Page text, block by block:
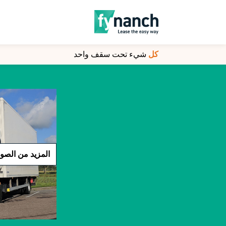
كل شيء تحت سقف واحد كل شيء تحت سقف واحد
المزيد من